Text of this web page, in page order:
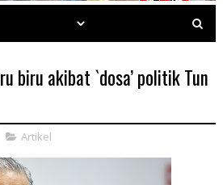
biru akibat `dosa’ politik Tun
Artikel